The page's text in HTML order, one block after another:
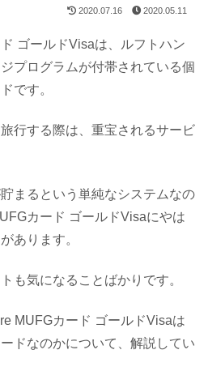
2020.07.16 2020.05.11
ゴールドVisaは、ルフトハン
プログラムが付帯されている個
です。
行する際は、重宝されるサービ
まるという単純なシステムなの
カード ゴールドVisaにやは
あります。
も気になることばかりです。
MUFGカード ゴールドVisaは
ドなのかについて、解説してい